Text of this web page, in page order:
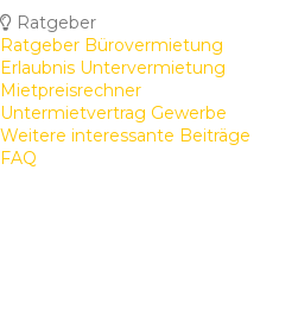
Ratgeber
Ratgeber Bürovermietung
Erlaubnis Untervermietung
Mietpreisrechner
Untermietvertrag Gewerbe
Weitere interessante Beiträge
FAQ